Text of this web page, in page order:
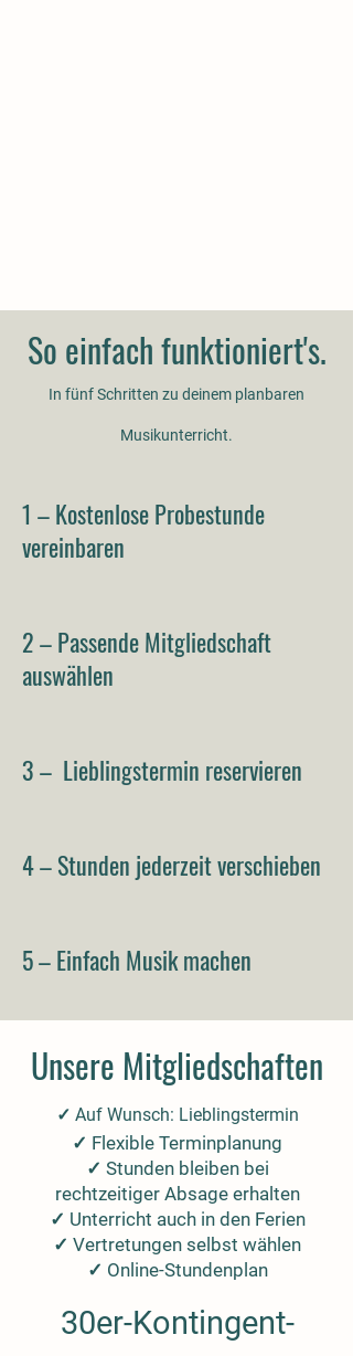
So einfach funktioniert's.
In fünf Schritten zu deinem planbaren
Musikunterricht.
1 – Kostenlose Probestunde
vereinbaren
2 – Passende Mitgliedschaft
auswählen
3 – Lieblingstermin reservieren
4 – Stunden jederzeit verschieben
5 – Einfach Musik machen
Unsere Mitgliedschaften
✓ Auf Wunsch: Lieblingstermin
✓ Flexible Terminplanung
✓ Stunden bleiben bei
rechtzeitiger Absage erhalten
✓ Unterricht auch in den Ferien
✓ Vertretungen selbst wählen
✓ Online-Stundenplan
30er-Kontingent-